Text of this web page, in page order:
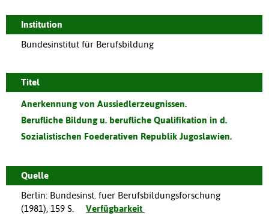
Institution
Bundesinstitut für Berufsbildung
Titel
Anerkennung von Aussiedlerzeugnissen.
Berufliche Bildung u. berufliche Qualifikation in d.
Sozialistischen Foederativen Republik Jugoslawien.
Quelle
Berlin: Bundesinst. fuer Berufsbildungsforschung
(1981), 159 S. Verfügbarkeit